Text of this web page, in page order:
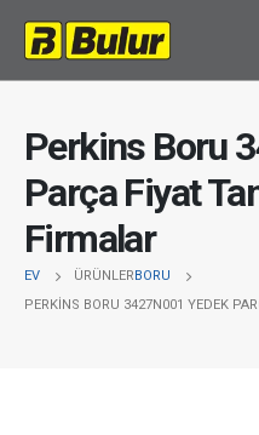
Perkins Boru
Parça Fiyat
Firmalar
EV ÜRÜNLERBORU
PERKINS BORU 3427N001 YEDEK